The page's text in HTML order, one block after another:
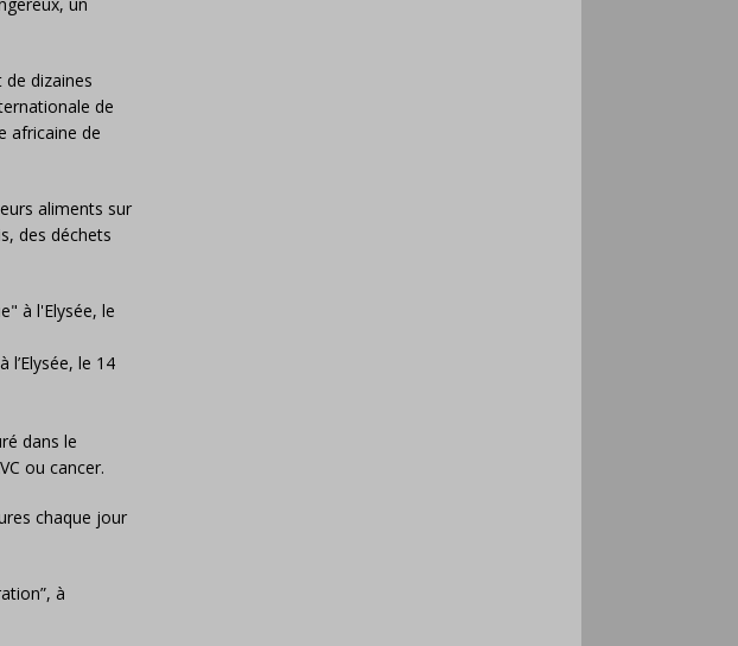
dizaines
de
africaine de
aliments sur
des déchets
l’Elysée, le 14
dans le
ou cancer.
chaque jour
à